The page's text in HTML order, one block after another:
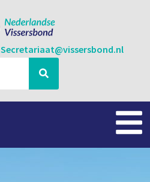
Secretariaat@vissersbond.nl